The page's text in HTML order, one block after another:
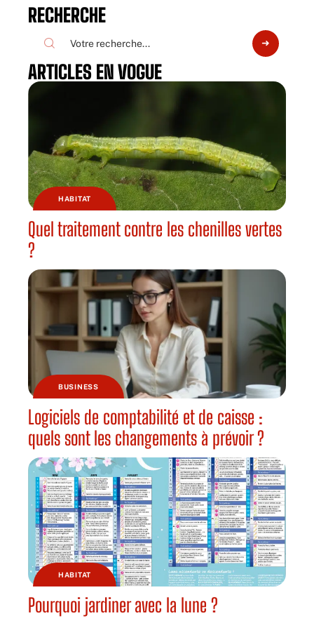
RECHERCHE
ARTICLES EN VOGUE
HABITAT
Quel traitement contre les chenilles vertes
?
BUSINESS
Logiciels de comptabilité et de caisse :
quels sont les changements à prévoir ?
HABITAT
Pourquoi jardiner avec la lune ?